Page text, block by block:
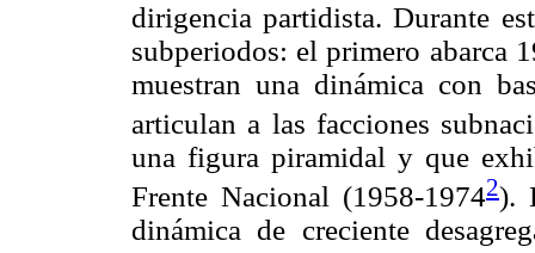
dirigencia partidista. Durante
subperiodos: el primero abarca
muestran una dinámica con
articulan a las facciones
una figura piramidal y que
Frente Nacional (1958-19742).
dinámica de creciente